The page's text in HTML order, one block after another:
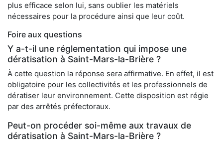
plus efficace selon lui, sans oublier les matériels
nécessaires pour la procédure ainsi que leur coût.
Foire aux questions
Y a-t-il une réglementation qui impose une
dératisation à Saint-Mars-la-Brière ?
À cette question la réponse sera affirmative. En effet, il est
obligatoire pour les collectivités et les professionnels de
dératiser leur environnement. Cette disposition est régie
par des arrêtés préfectoraux.
Peut-on procéder soi-même aux travaux de
dératisation à Saint-Mars-la-Brière ?